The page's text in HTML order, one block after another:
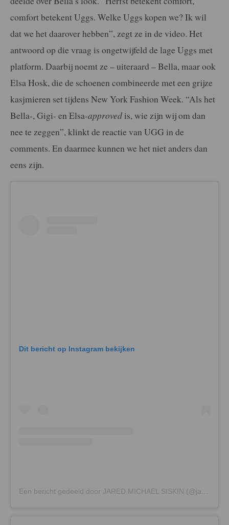
comfort betekent Uggs. Welke Uggs kopen we? Ik wil
dat we het daarover hebben”, zegt ze in de video. Het
antwoord op die vraag is ongetwijfeld de lage Uggs met
platform. Daarbij noemt ze – uiteraard – Bella, maar ook
Elsa Hosk, die de schoenen combineerde met een grijze
kasjmieren set tijdens New York Fashion Week. “Als het
Bella-, Gigi- en Elsa-approved is, wie zijn wij om dan
nee te zeggen”, klinkt de reactie van UGG in de
comments. En daarmee kunnen we het niet anders dan
eens zijn.
Dit bericht op Instagram bekijken